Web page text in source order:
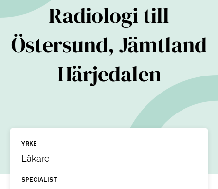
Radiologi till
Östersund, Jämtland
Härjedalen
YRKE
Läkare
SPECIALIST